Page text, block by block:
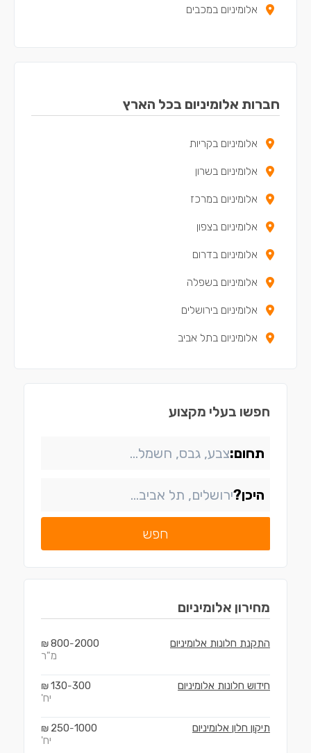
אלומיניום במכבים
אלומיניום במודיעין עילית
אלומיניום בקריית ארבע
חברות אלומיניום בכל הארץ
אלומיניום בקריות
אלומיניום בשרון
אלומיניום במרכז
אלומיניום בצפון
אלומיניום בדרום
אלומיניום בשפלה
אלומיניום בירושלים
אלומיניום בתל אביב
חפשו בעלי מקצוע
תחום:
היכן?
חפש
מחירון אלומיניום
התקנת חלונות אלומיניום 800-2000
₪
מ"ר
חידוש חלונות אלומיניום 130-300
₪
יח'
תיקון חלון אלומיניום 250-1000
₪
יח'